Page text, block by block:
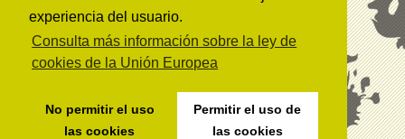
experiencia del usuario.
Consulta más información sobre la ley de
cookies de la Unión Europea
No permitir el uso
las cookies
Permitir el uso de
las cookies